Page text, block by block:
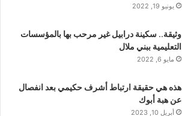
يونيو 19, 2022
وثيقة.. سكينة درابيل غير مرحب بها بالمؤسسات
التعليمية ببني ملال
مايو 6, 2022
هذه هي حقيقة ارتباط أشرف حكيمي بعد انفصال
عن هبة أبوك
أبريل 10, 2023